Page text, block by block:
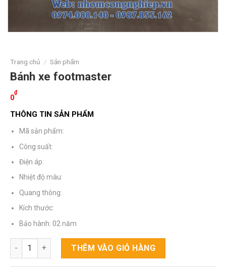
Trang chủ / Sản phẩm
Bánh xe footmaster
0
₫
THÔNG TIN SẢN PHẨM
Mã sản phẩm:
Công suất:
Điện áp:
Nhiệt độ màu:
Quang thông:
Kích thước:
Bảo hành: 02 năm
Bánh xe footmaster số lượngTHÊM VÀO GIỎ HÀNG